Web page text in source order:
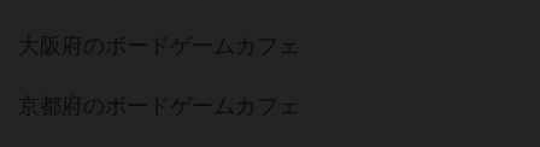
大阪府のボードゲームカフェ
京都府のボードゲームカフェ